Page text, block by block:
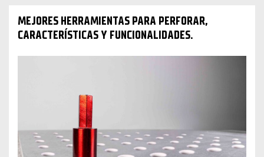
MEJORES HERRAMIENTAS PARA PERFORAR,
CARACTERÍSTICAS Y FUNCIONALIDADES.